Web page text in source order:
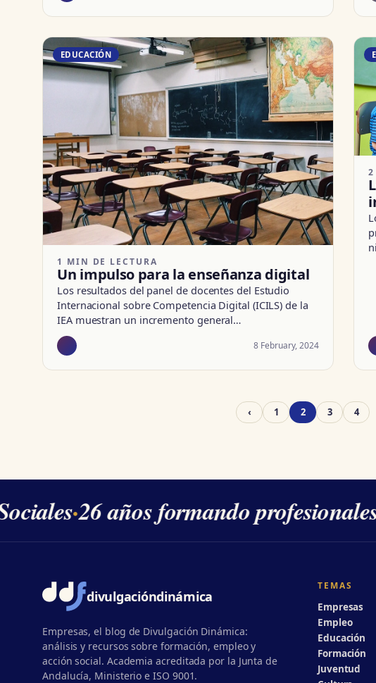
EDUCACIÓN
1 MIN DE LECTURA
Un impulso para la enseñanza digital
Los resultados del panel de docentes del Estudio
Internacional sobre Competencia Digital (ICILS) de la
IEA muestran un incremento general…
8 February, 2024
‹ 1 2 3 4
·26 años formando profesionales·
divulgacióndinámica
Empresas, el blog de Divulgación Dinámica:
análisis y recursos sobre formación, empleo y
acción social. Academia acreditada por la Junta de
Andalucía, Ministerio e ISO 9001.
TEMAS
Empresas
Empleo
Educación
Formación
Juventud